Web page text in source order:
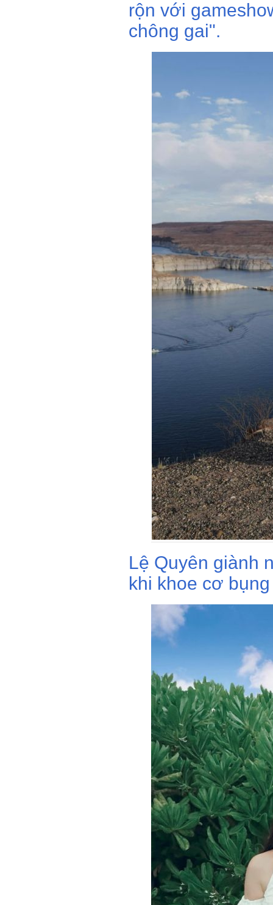
rộn với
chông gai".
Lệ Quyên giành
khi khoe cơ